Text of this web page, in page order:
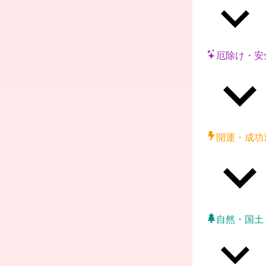
厄除け・安
開運・成功
自然・国土